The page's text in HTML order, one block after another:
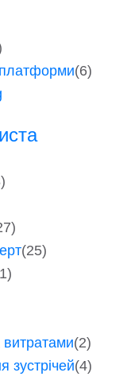
платформи(6)
(25)
витратами(2)
зустрічей(4)